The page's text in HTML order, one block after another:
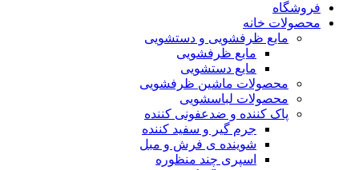
فروشگاه
محصولات خانه
مایع ظرفشویی و دستشویی
مایع ظرفشویی
مایع دستشویی
محصولات ماشین ظرفشویی
محصولات لباسشویی
پاک کننده و ضدعفونی کننده
جرم گیر و سفید کننده
شوینده ی فرش و مبل
اسپری چند منظوره